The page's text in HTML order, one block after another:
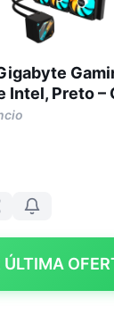
Intel, Preto –
ÚLTIMA